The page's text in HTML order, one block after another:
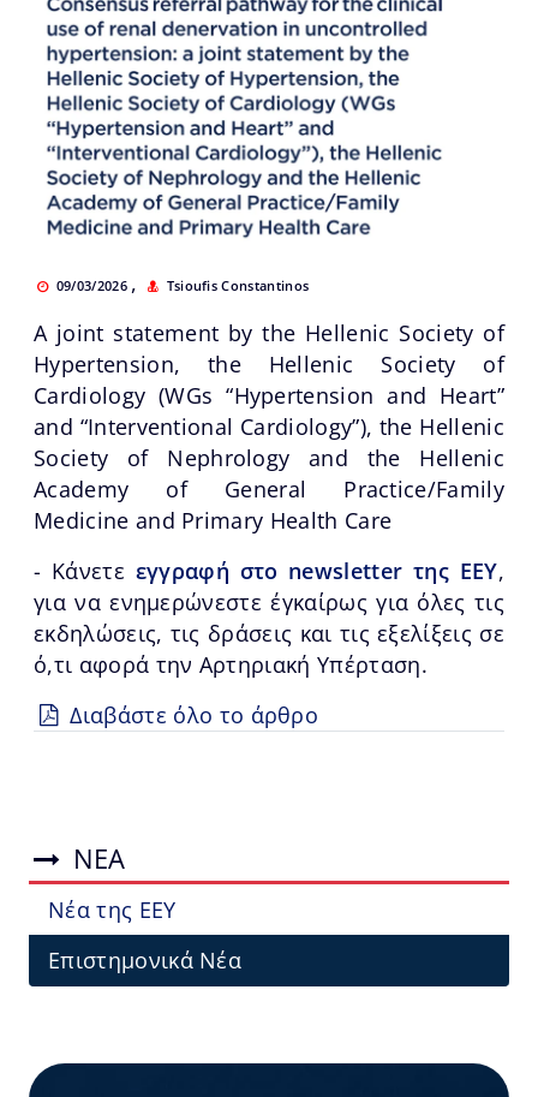
09/03/2026 , Tsioufis Constantinos
A joint statement by the Hellenic Society of
Hypertension, the Hellenic Society of
Cardiology (WGs “Hypertension and Heart”
and “Interventional Cardiology”), the Hellenic
Society of Nephrology and the Hellenic
Academy of General Practice/Family
Medicine and Primary Health Care
- Κάνετε εγγραφή στο newsletter της ΕΕΥ,
για να ενημερώνεστε έγκαίρως για όλες τις
εκδηλώσεις, τις δράσεις και τις εξελίξεις σε
ό,τι αφορά την Αρτηριακή Υπέρταση.
Διαβάστε όλο το άρθρο
ΝΕΑ
Νέα της ΕΕΥ
Επιστημονικά Νέα